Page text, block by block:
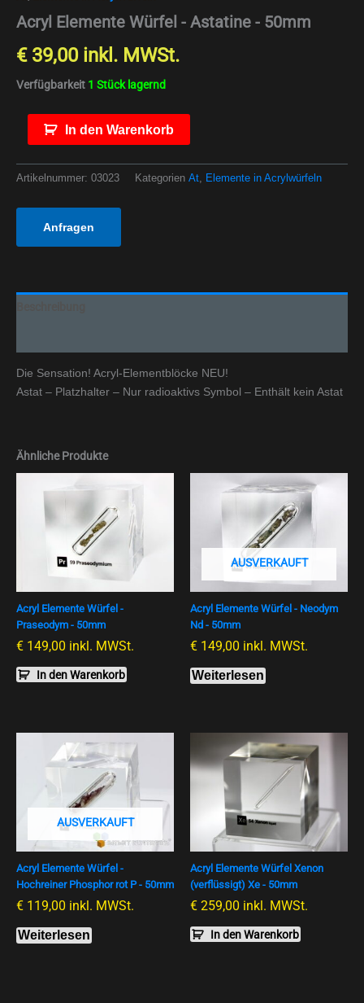
Acryl Elemente Würfel - Astatine - 50mm
€39,00 inkl. MWSt.
Verfügbarkeit 1 Stück lagernd
In den Warenkorb
Artikelnummer: 03023 Kategorien At Elemente in Acrylwürfeln
Anfragen
Die Sensation! Acryl-Elementblöcke NEU!
Astat – Platzhalter – Nur radioaktivs Symbol – Enthält kein Astat
Ähnliche Produkte
Acryl Elemente Würfel -
Praseodym - 50mm
€ 149,00 inkl. MWSt.
In den Warenkorb
AUSVERKAUFT
Acryl Elemente Würfel - Neodym
Nd - 50mm
€ 149,00 inkl. MWSt.
Weiterlesen
AUSVERKAUFT
Acryl Elemente Würfel -
Hochreiner Phosphor rot P - 50mm
€ 119,00 inkl. MWSt.
Weiterlesen
Acryl Elemente Würfel Xenon
(verflüssigt) Xe - 50mm
€ 259,00 inkl. MWSt.
In den Warenkorb